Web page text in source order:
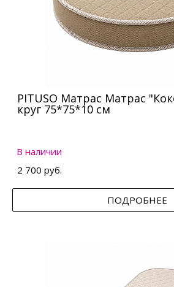
PITUSO Матрас Матрас
круг 75*75*10 см
В наличии
2 700 руб.
ПОДРОБНЕЕ